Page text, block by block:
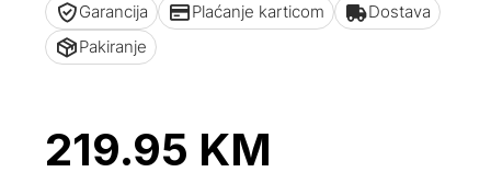
Garancija Plaćanje karticom
Dostava
Pakiranje
219.95 KM